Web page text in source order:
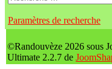
Paramètres de recherche
©Randouvèze 2026 sous
Ultimate 2.2.7 de